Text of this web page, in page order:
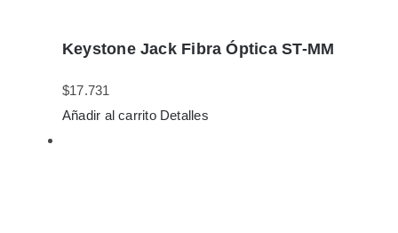
Keystone Jack Fibra Óptica ST-MM
$17.731
Añadir al carrito Detalles